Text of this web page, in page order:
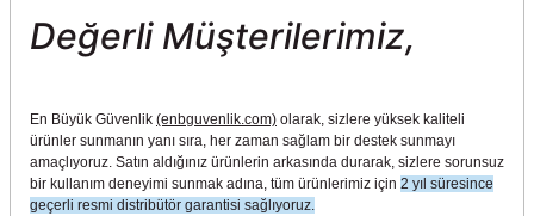
Değerli Müşterilerimiz,
En Büyük Güvenlik (enbguvenlik.com) olarak, sizlere yüksek kaliteli
ürünler sunmanın yanı sıra, her zaman sağlam bir destek sunmayı
amaçlıyoruz. Satın aldığınız ürünlerin arkasında durarak, sizlere sorunsuz
bir kullanım deneyimi sunmak adına, tüm ürünlerimiz için 2 yıl süresince
geçerli resmi distribütör garantisi sağlıyoruz.